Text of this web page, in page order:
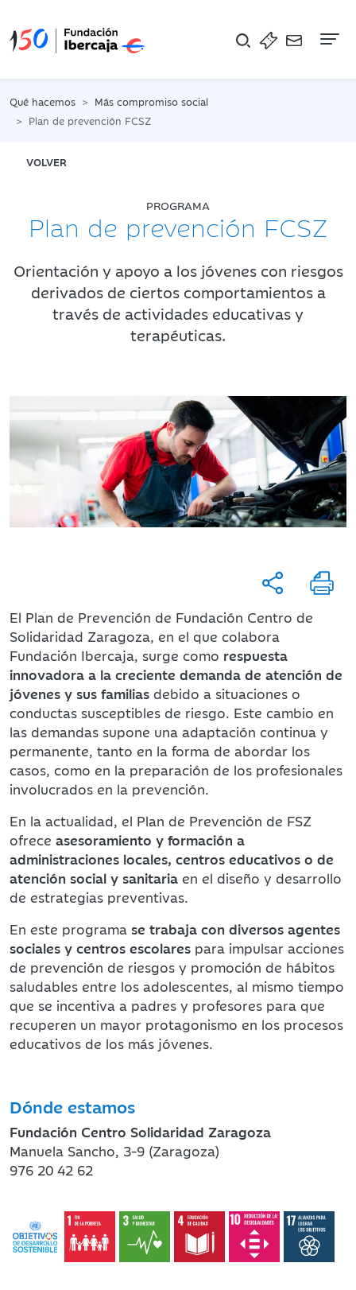
Qué hacemos
Más compromiso social
Plan de prevención FCSZ
VOLVER
PROGRAMA
Plan de prevención FCSZ
Orientación y apoyo a los jóvenes con riesgos
derivados de ciertos comportamientos a
través de actividades educativas y
terapéuticas.
El Plan de Prevención de Fundación Centro de
Solidaridad Zaragoza, en el que colabora
Fundación Ibercaja, surge como respuesta
innovadora a la creciente demanda de atención de
jóvenes y sus familias debido a situaciones o
conductas susceptibles de riesgo. Este cambio en
las demandas supone una adaptación continua y
permanente, tanto en la forma de abordar los
casos, como en la preparación de los profesionales
involucrados en la prevención.
En la actualidad, el Plan de Prevención de FSZ
ofrece asesoramiento y formación a
administraciones locales, centros educativos o de
atención social y sanitaria en el diseño y desarrollo
de estrategias preventivas.
En este programa se trabaja con diversos agentes
sociales y centros escolares para impulsar acciones
de prevención de riesgos y promoción de hábitos
saludables entre los adolescentes, al mismo tiempo
que se incentiva a padres y profesores para que
recuperen un mayor protagonismo en los procesos
educativos de los más jóvenes.
Dónde estamos
Fundación Centro Solidaridad Zaragoza
Manuela Sancho, 3-9 (Zaragoza)
976 20 42 62